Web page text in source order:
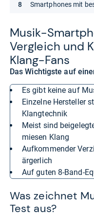
Musik-​
Ver­gleich und
Klang-​Fans
Das Wichtigste auf
es gibt keine auf
einzelne Hersteller stehen aber für bessere
Klangtechnik
meist sind beigelegte Headsets verantwortlich für
miesen Klang
aufkommender Verzicht auf 3,5mm-Klinke oft
ärgerlich
auf guten 8-Band-
Was zeichnet
Test aus?
Smartphones mit